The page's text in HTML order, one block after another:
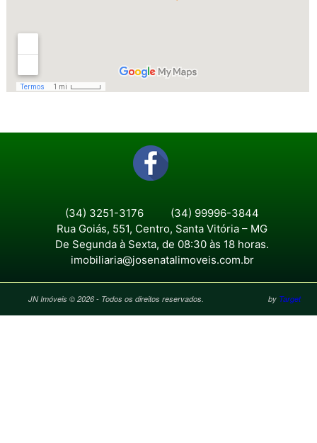
(34) 3251-3176
(34) 99996-3844
Rua Goiás, 551, Centro, Santa Vitória – MG
De Segunda à Sexta, de 08:30 às 18 horas.
imobiliaria@josenatalimoveis.com.br
JN Imóveis © 2026 - Todos os direitos reservados. by Target